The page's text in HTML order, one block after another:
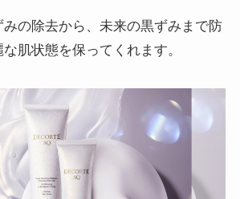
の除去から、未来の黒ずみまで防
肌状態を保ってくれます。